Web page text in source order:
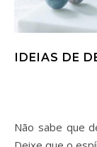
IDEIAS DE
Não sabe que decorações de Páscoa vai fazer este ano?